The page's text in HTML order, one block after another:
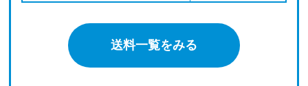
送料一覧をみる